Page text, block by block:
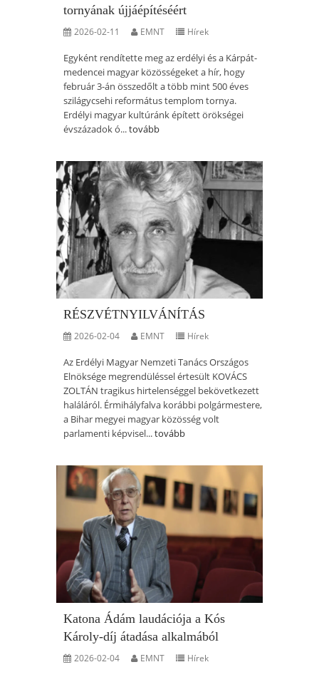
tornyának újjáépítéséért
2026-02-11 EMNT Hírek
Egyként rendítette meg az erdélyi és a Kárpát-
medencei magyar közösségeket a hír, hogy
február 3-án összedőlt a több mint 500 éves
szilágycsehi református templom tornya.
Erdélyi magyar kultúránk épített örökségei
évszázadok ó...tovább
RÉSZVÉTNYILVÁNÍTÁS
2026-02-04 EMNT Hírek
Az Erdélyi Magyar Nemzeti Tanács Országos
Elnöksége megrendüléssel értesült KOVÁCS
ZOLTÁN tragikus hirtelenséggel bekövetkezett
haláláról. Érmihályfalva korábbi polgármestere,
a Bihar megyei magyar közösség volt
parlamenti képvisel...tovább
Katona Ádám laudációja a Kós
Károly-díj átadása alkalmából
2026-02-04 EMNT Hírek